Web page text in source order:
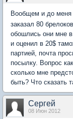
Вообщем и до
заказал 80
обошлись они мне в
и оценил в 20$
партией, почта
посылку. Вопрос
сколько мне
быть? Что сказать
Сергей
08 Июн 2012